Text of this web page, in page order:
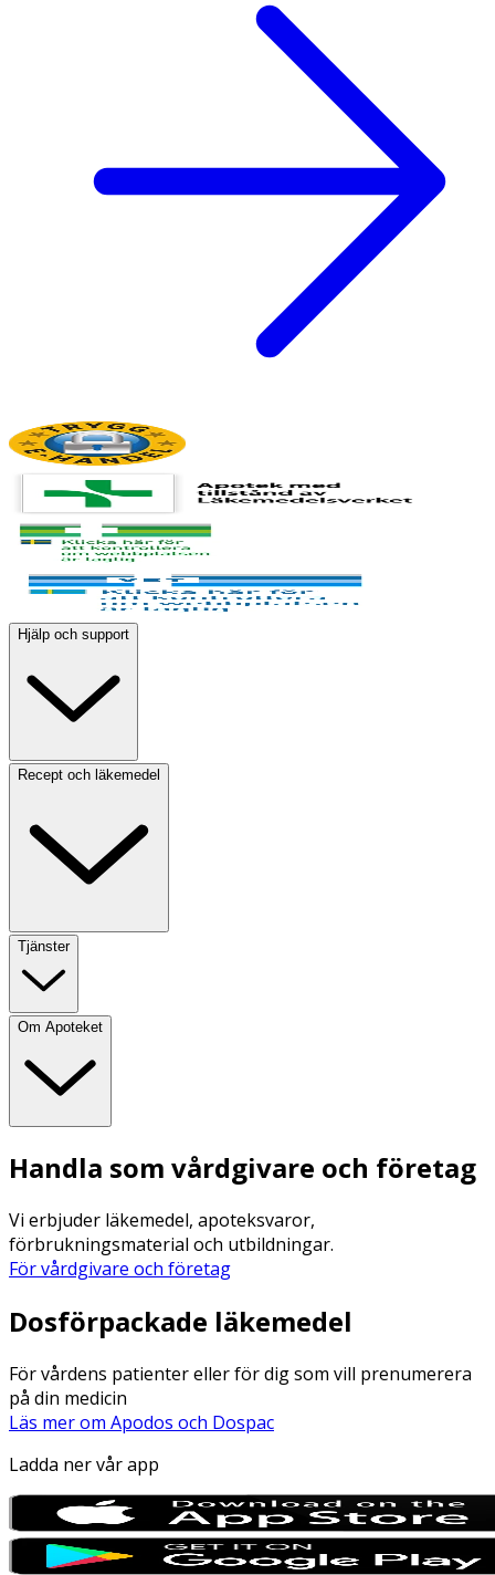
Hjälp och support
Recept och läkemedel
Tjänster
Om Apoteket
Handla som vårdgivare och företag
Vi erbjuder läkemedel, apoteksvaror,
förbrukningsmaterial och utbildningar.
För vårdgivare och företag
Dosförpackade läkemedel
För vårdens patienter eller för dig som vill prenumerera
på din medicin
Läs mer om Apodos och Dospac
Ladda ner vår app